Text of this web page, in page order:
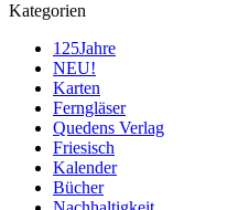
Kategorien
125Jahre
NEU!
Karten
Ferngläser
Quedens Verlag
Friesisch
Kalender
Bücher